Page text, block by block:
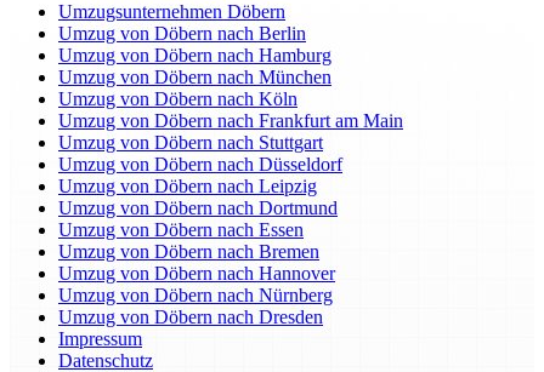
Umzugsunternehmen Döbern
Umzug von Döbern nach Berlin
Umzug von Döbern nach Hamburg
Umzug von Döbern nach München
Umzug von Döbern nach Köln
Umzug von Döbern nach Frankfurt am Main
Umzug von Döbern nach Stuttgart
Umzug von Döbern nach Düsseldorf
Umzug von Döbern nach Leipzig
Umzug von Döbern nach Dortmund
Umzug von Döbern nach Essen
Umzug von Döbern nach Bremen
Umzug von Döbern nach Hannover
Umzug von Döbern nach Nürnberg
Umzug von Döbern nach Dresden
Impressum
Datenschutz